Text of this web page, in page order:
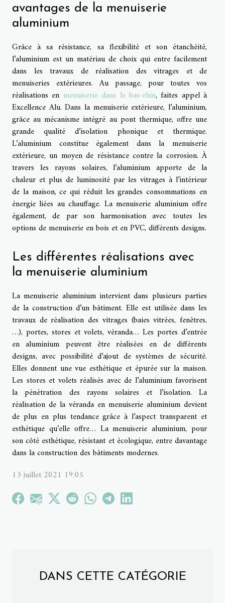
avantages de la menuiserie
aluminium
Grâce à sa résistance, sa flexibilité et son étanchéité,
l’aluminium est un matériau de choix qui entre facilement
dans les travaux de réalisation des vitrages et de
menuiseries extérieures. Au passage, pour toutes vos
réalisations en menuiserie dans le bas-rhin, faites appel à
Excellence Alu. Dans la menuiserie extérieure, l’aluminium,
grâce au mécanisme intégré au pont thermique, offre une
grande qualité d’isolation phonique et thermique.
L’aluminium constitue également dans la menuiserie
extérieure, un moyen de résistance contre la corrosion. À
travers les rayons solaires, l’aluminium apporte de la
chaleur et plus de luminosité par les vitrages à l’intérieur
de la maison, ce qui réduit les grandes consommations en
énergie liées au chauffage. La menuiserie aluminium offre
également, de par son harmonisation avec toutes les
options de menuiserie en bois et en PVC, différents designs.
Les différentes réalisations avec
la menuiserie aluminium
La menuiserie aluminium intervient dans plusieurs parties
de la construction d’un bâtiment. Elle est utilisée dans les
travaux de réalisation des vitrages (baies vitrées, fenêtres,
…), portes, stores et volets, véranda… Les portes d’entrée
en aluminium peuvent être réalisées en de différents
designs, avec possibilité d’ajout de systèmes de sécurité.
Elles donnent une vue esthétique et épurée sur la maison.
Les stores et volets réalisés avec de l’aluminium favorisent
la pénétration des rayons solaires et l’isolation. La
réalisation de la véranda en menuiserie aluminium devient
de plus en plus tendance grâce à l’aspect transparent et
esthétique qu’elle offre… La menuiserie aluminium, pour
son côté esthétique, résistant et écologique, entre davantage
dans la construction des bâtiments modernes.
13 juillet 2021 19:05
DANS CETTE CATÉGORIE